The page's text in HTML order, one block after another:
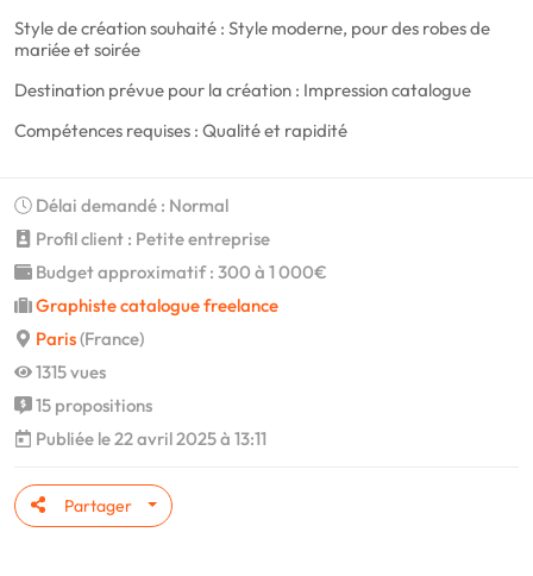
Style de création souhaité : Style moderne, pour des robes de
mariée et soirée
Destination prévue pour la création : Impression catalogue
Compétences requises : Qualité et rapidité
Délai demandé : Normal
Profil client : Petite entreprise
Budget approximatif : 300 à 1 000€
Graphiste catalogue freelance
Paris(France)
1315 vues
15 propositions
Publiée le 22 avril 2025 à 13:11
Partager